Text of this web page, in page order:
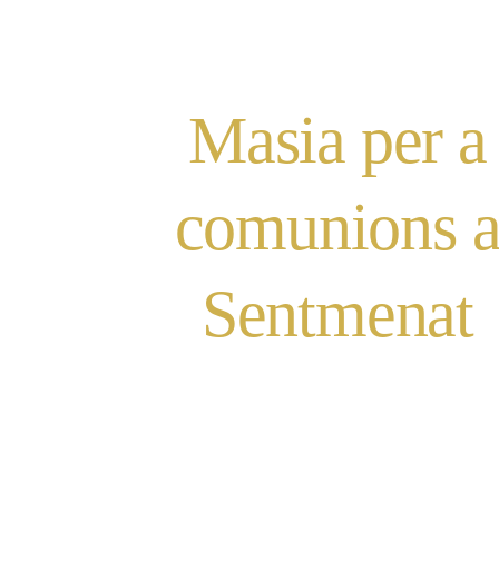
Masia per a
comunions
Sentmenat